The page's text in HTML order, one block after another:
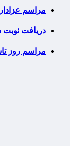
مراسم
دریافت نوبت
مراسم روز